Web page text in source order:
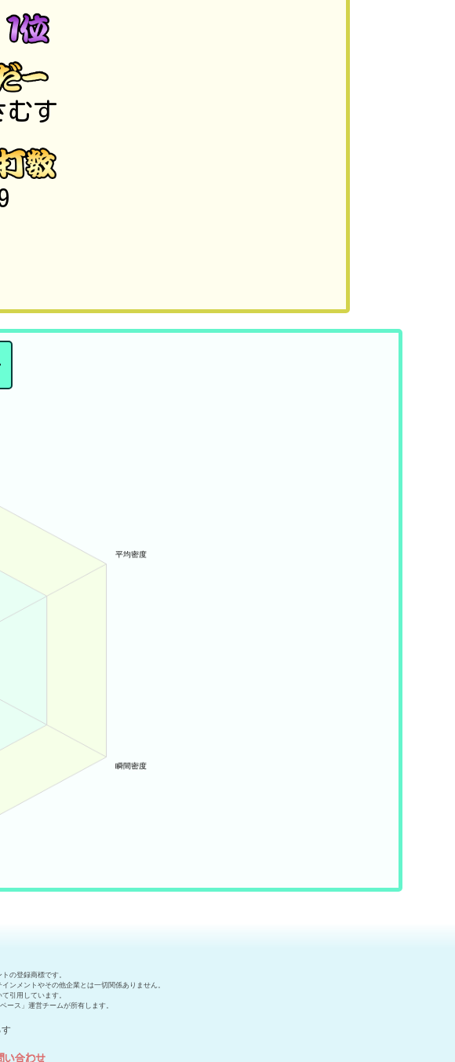
むす
の登録商標です。
ンメントやその他企業とは一切関係ありません。
引用しています。
ース」運営チームが所有します。
い合わせ